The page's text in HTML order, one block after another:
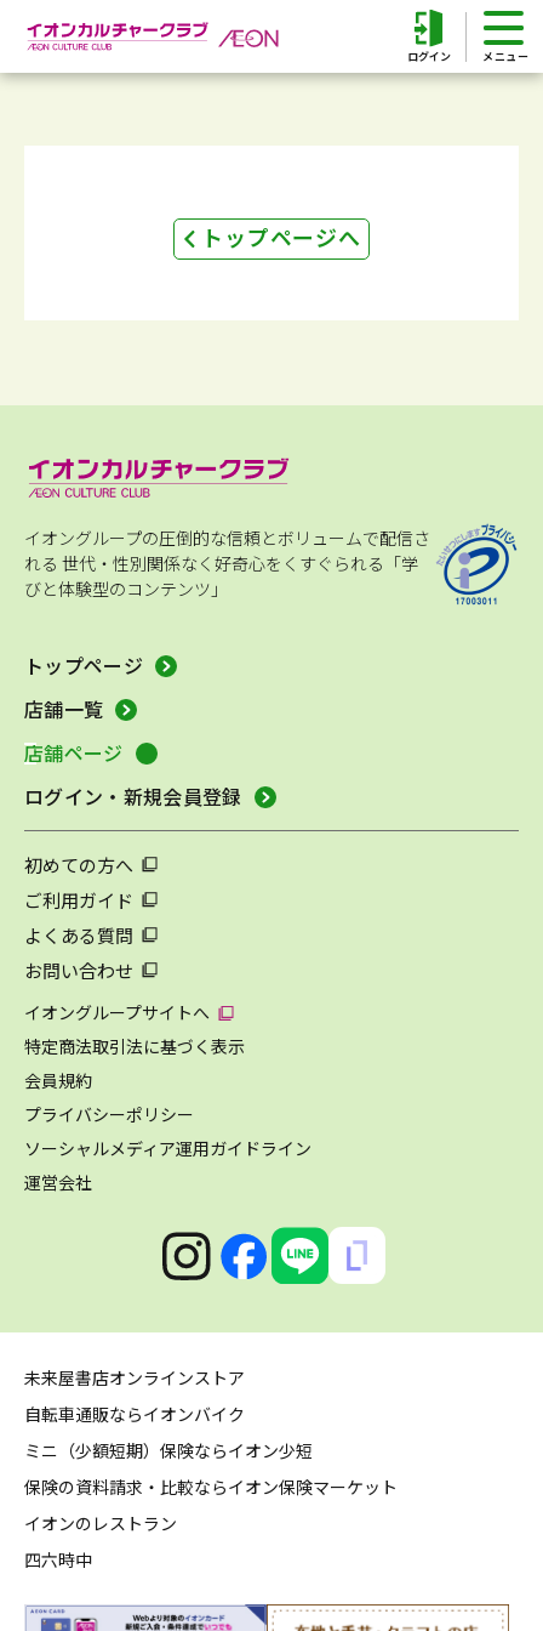
ログイン
トップページへ
イオングループの圧倒的な信頼とボリュームで配信さ
れる 世代・性別関係なく好奇心をくすぐられる「学
びと体験型のコンテンツ」
トップページ
店舗一覧
店舗ページ
ログイン・新規会員登録
初めての方へ
ご利用ガイド
よくある質問
お問い合わせ
イオングループサイトへ
特定商法取引法に基づく表示
会員規約
プライバシーポリシー
ソーシャルメディア運用ガイドライン
運営会社
未来屋書店オンラインストア
自転車通販ならイオンバイク
ミニ（少額短期）保険ならイオン少短
保険の資料請求・比較ならイオン保険マーケット
イオンのレストラン
四六時中